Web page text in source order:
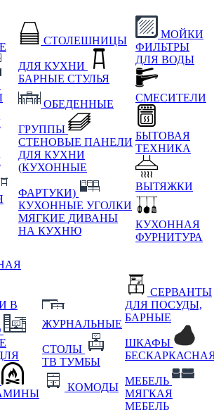
СТОЛЕШНИЦЫ
ДЛЯ КУХНИ
БАРНЫЕ СТУЛЬЯ
ОБЕДЕННЫЕ
ГРУППЫ
СТЕНОВЫЕ ПАНЕЛИ
ДЛЯ КУХНИ
(КУХОННЫЕ
ФАРТУКИ)
КУХОННЫЕ УГОЛКИ
МЯГКИЕ ДИВАНЫ
НА КУХНЮ
МОЙКИ
ФИЛЬТРЫ
ДЛЯ ВОДЫ
СМЕСИТЕЛИ
БЫТОВАЯ
ТЕХНИКА
ВЫТЯЖКИ
КУХОННАЯ
ФУРНИТУРА
В
ЖУРНАЛЬНЫЕ
СТОЛЫ
ТВ ТУМБЫ
КОМОДЫ
СЕРВАНТЫ
ДЛЯ ПОСУДЫ,
БАРНЫЕ
ШКАФЫ
МЕБЕЛЬ
МЯГКАЯ
МЕБЕЛЬ